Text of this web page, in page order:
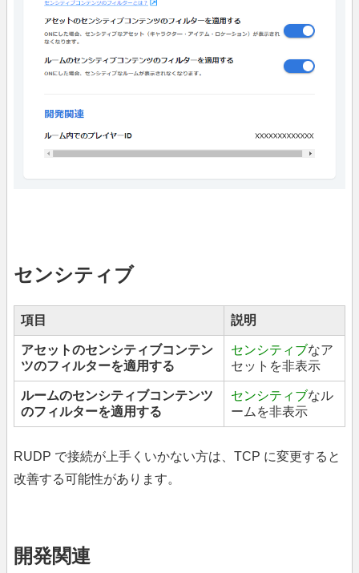
センシティブ
項目 説明
アセットのセンシティブコンテン
ツのフィルターを適用する
センシティブなア
セットを非表示
ルームのセンシティブコンテンツ
のフィルターを適用する
センシティブなル
ームを非表示
RUDP で接続が上手くいかない方は、TCP に変更すると
改善する可能性があります。
開発関連